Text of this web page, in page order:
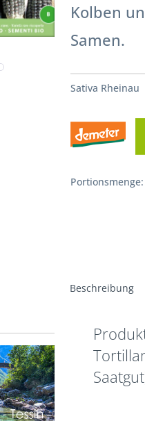
Kolben
Samen.
Sativa Rheinau
Beschreibung